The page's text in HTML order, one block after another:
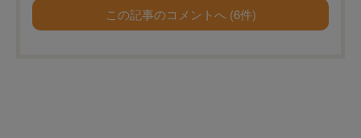
この記事のコメントへ (6件)